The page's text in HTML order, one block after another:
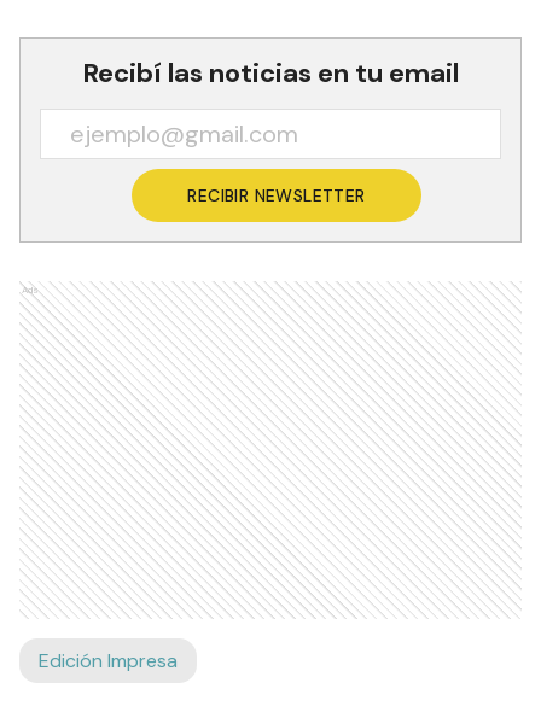
Recibí las noticias en tu email
RECIBIR NEWSLETTER
Ads
Edición Impresa